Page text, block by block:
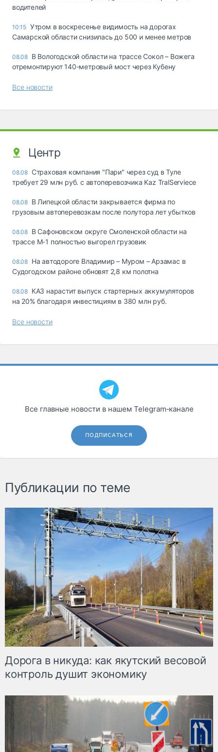
водителей
10:15 Утром в воскресенье видимость на дорогах
Самарской области снизилась до 500 и менее метров
08.08 В Вологодской области на трассе Сокол – Вожега
отремонтируют 140-метровый мост через Кубену
Все новости
Центр
08.08 Страховая компания "Пари" через суд в Туле
требует 29 млн руб. с автоперевозчика Kaz TralServiece
08.08 В Липецкой области закрывается фирма по
грузовым автоперевозкам после полутора лет убытков
08.08 В Сафоновском округе Смоленской области на
трассе М-1 полностью выгорел грузовик
08.08 На автодороге Владимир – Муром – Арзамас в
Судогодском районе обновят 2,8 км полотна
08.08 КАЗ нарастит выпуск стартерных аккумуляторов
на 20% благодаря инвестициям в 380 млн руб.
Все новости
Все главные новости в нашем Telegram‑канале
ПОДПИСАТЬСЯ
Публикации по теме
Дорога в никуда: как якутский весовой
контроль душит экономику